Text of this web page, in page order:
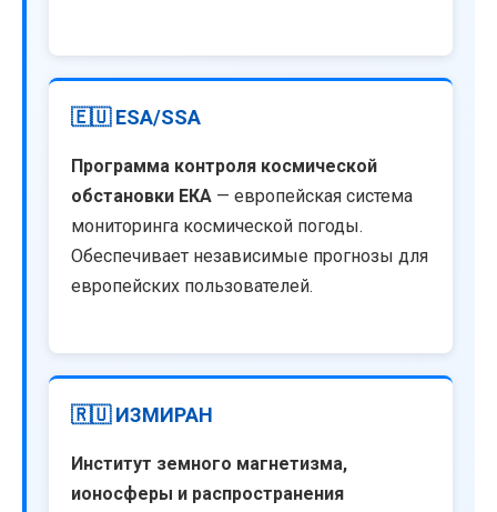
🇪🇺 ESA/SSA
Программа контроля космической
обстановки ЕКА — европейская система
мониторинга космической погоды.
Обеспечивает независимые прогнозы для
европейских пользователей.
🇷🇺 ИЗМИРАН
Институт земного магнетизма,
ионосферы и распространения